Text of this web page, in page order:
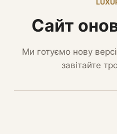
Сайт
Ми готуємо нову
завітайте